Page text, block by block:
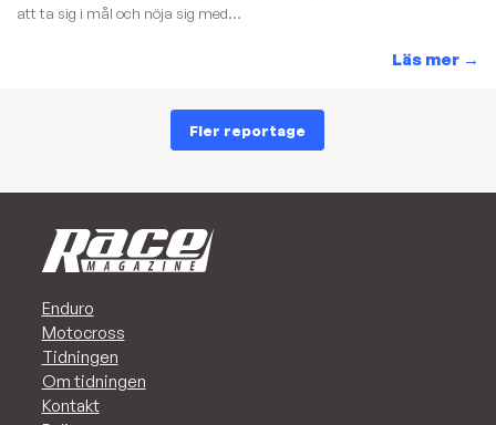
att ta sig i mål och nöja sig med...
Läs mer →
Fler reportage
Enduro
Motocross
Tidningen
Om tidningen
Kontakt